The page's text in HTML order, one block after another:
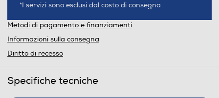
*I servizi sono esclusi dal costo di consegna
Metodi di pagamento e finanziamenti
Informazioni sulla consegna
Diritto di recesso
Specifiche tecniche